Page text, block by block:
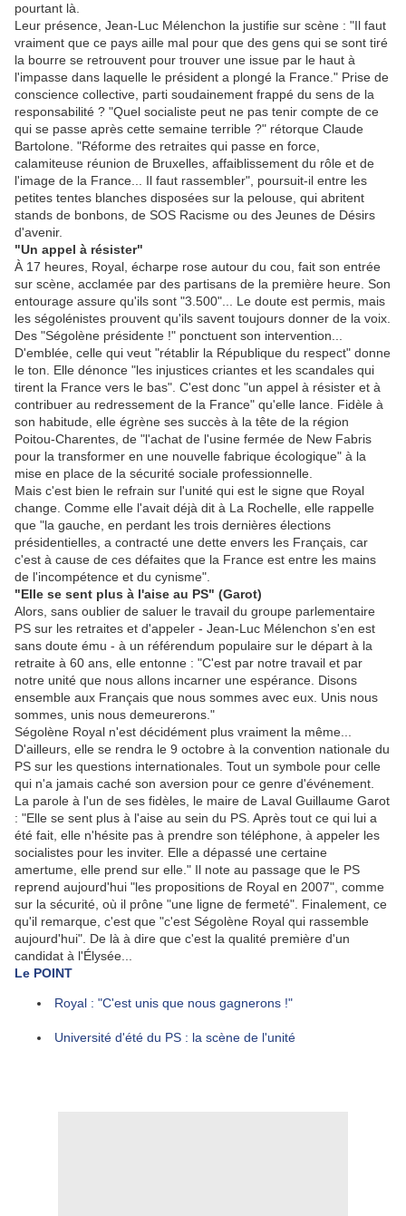
pourtant là.
Leur présence, Jean-Luc Mélenchon la justifie sur scène : "Il faut
vraiment que ce pays aille mal pour que des gens qui se sont tiré
la bourre se retrouvent pour trouver une issue par le haut à
l'impasse dans laquelle le président a plongé la France." Prise de
conscience collective, parti soudainement frappé du sens de la
responsabilité ? "Quel socialiste peut ne pas tenir compte de ce
qui se passe après cette semaine terrible ?" rétorque Claude
Bartolone. "Réforme des retraites qui passe en force,
calamiteuse réunion de Bruxelles, affaiblissement du rôle et de
l'image de la France... Il faut rassembler", poursuit-il entre les
petites tentes blanches disposées sur la pelouse, qui abritent
stands de bonbons, de SOS Racisme ou des Jeunes de Désirs
d'avenir.
"Un appel à résister"
À 17 heures, Royal, écharpe rose autour du cou, fait son entrée
sur scène, acclamée par des partisans de la première heure. Son
entourage assure qu'ils sont "3.500"... Le doute est permis, mais
les ségolénistes prouvent qu'ils savent toujours donner de la voix.
Des "Ségolène présidente !" ponctuent son intervention...
D'emblée, celle qui veut "rétablir la République du respect" donne
le ton. Elle dénonce "les injustices criantes et les scandales qui
tirent la France vers le bas". C'est donc "un appel à résister et à
contribuer au redressement de la France" qu'elle lance. Fidèle à
son habitude, elle égrène ses succès à la tête de la région
Poitou-Charentes, de "l'achat de l'usine fermée de New Fabris
pour la transformer en une nouvelle fabrique écologique" à la
mise en place de la sécurité sociale professionnelle.
Mais c'est bien le refrain sur l'unité qui est le signe que Royal
change. Comme elle l'avait déjà dit à La Rochelle, elle rappelle
que "la gauche, en perdant les trois dernières élections
présidentielles, a contracté une dette envers les Français, car
c'est à cause de ces défaites que la France est entre les mains
de l'incompétence et du cynisme".
"Elle se sent plus à l'aise au PS" (Garot)
Alors, sans oublier de saluer le travail du groupe parlementaire
PS sur les retraites et d'appeler - Jean-Luc Mélenchon s'en est
sans doute ému - à un référendum populaire sur le départ à la
retraite à 60 ans, elle entonne : "C'est par notre travail et par
notre unité que nous allons incarner une espérance. Disons
ensemble aux Français que nous sommes avec eux. Unis nous
sommes, unis nous demeurerons."
Ségolène Royal n'est décidément plus vraiment la même...
D'ailleurs, elle se rendra le 9 octobre à la convention nationale du
PS sur les questions internationales. Tout un symbole pour celle
qui n'a jamais caché son aversion pour ce genre d'événement.
La parole à l'un de ses fidèles, le maire de Laval Guillaume Garot
: "Elle se sent plus à l'aise au sein du PS. Après tout ce qui lui a
été fait, elle n'hésite pas à prendre son téléphone, à appeler les
socialistes pour les inviter. Elle a dépassé une certaine
amertume, elle prend sur elle." Il note au passage que le PS
reprend aujourd'hui "les propositions de Royal en 2007", comme
sur la sécurité, où il prône "une ligne de fermeté". Finalement, ce
qu'il remarque, c'est que "c'est Ségolène Royal qui rassemble
aujourd'hui". De là à dire que c'est la qualité première d'un
candidat à l'Élysée...
Le POINT
Royal : "C'est unis que nous gagnerons !"
Université d'été du PS : la scène de l'unité